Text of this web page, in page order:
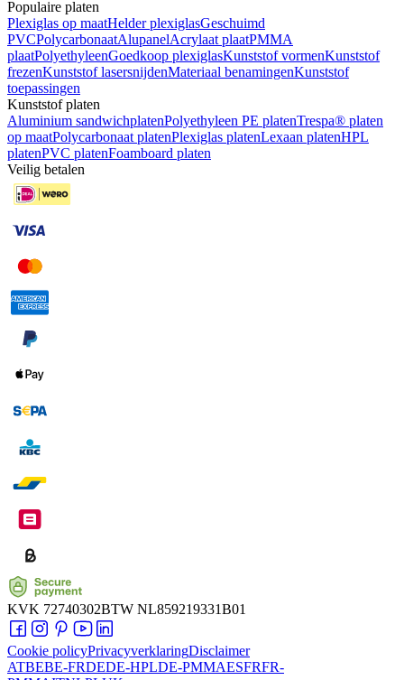
Populaire platen
Plexiglas op maatHelder plexiglasGeschuimd
PVCPolycarbonaatAlupanelAcrylaat plaatPMMA
plaatPolyethyleenGoedkoop plexiglasKunststof vormenKunststof
frezenKunststof lasersnijdenMateriaal benamingenKunststof
toepassingen
Kunststof platen
Aluminium sandwichplatenPolyethyleen PE platenTrespa® platen
op maatPolycarbonaat platenPlexiglas platenLexaan platenHPL
platenPVC platenFoamboard platen
Veilig betalen
KVK 72740302BTW NL859219331B01
Cookie policyPrivacyverklaringDisclaimer
ATBEBE-FRDEDE-HPLDE-PMMAESFRFR-